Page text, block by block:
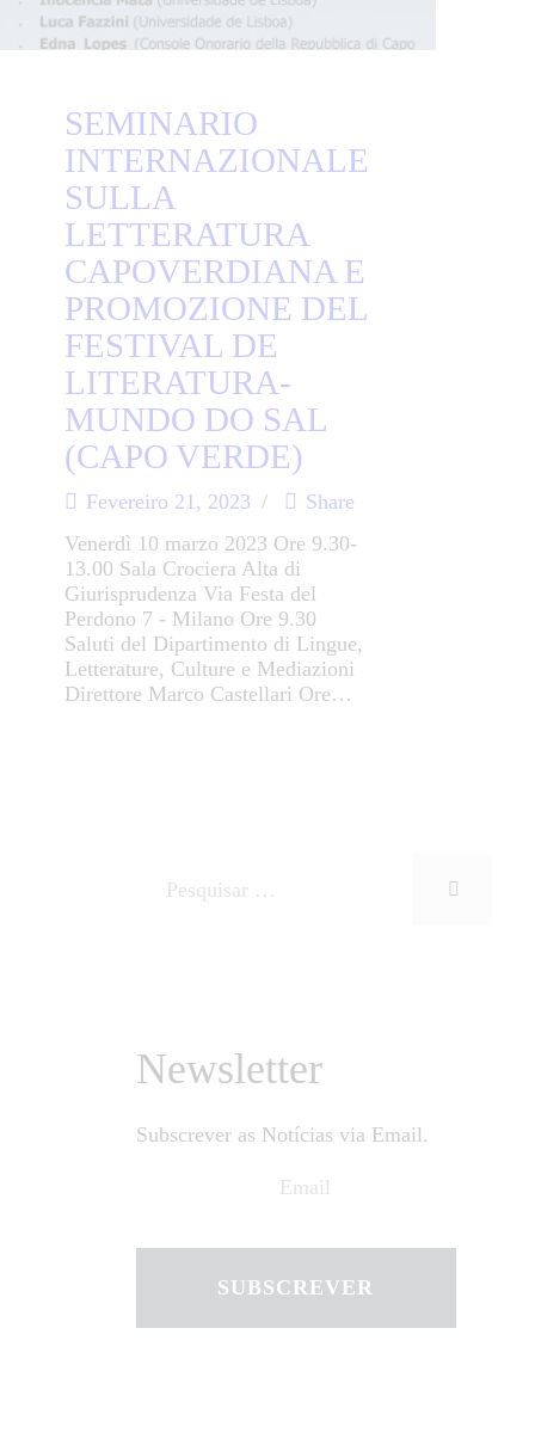
SEMINARIO
INTERNAZIONALE
SULLA
LETTERATURA
CAPOVERDIANA E
PROMOZIONE DEL
FESTIVAL DE
LITERATURA-
MUNDO DO SAL
(CAPO VERDE)
Fevereiro 21, 2023
Share
Venerdì 10 marzo 2023 Ore 9.30-
13.00 Sala Crociera Alta di
Giurisprudenza Via Festa del
Perdono 7 - Milano Ore 9.30
Saluti del Dipartimento di Lingue,
Letterature, Culture e Mediazioni
Direttore Marco Castellari Ore…
Newsletter
Subscrever as Notícias via Email.
SUBSCREVER